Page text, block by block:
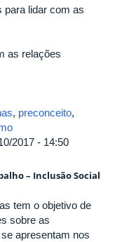
para lidar com as
as relações
, preconceito,
2017 - 14:50
– Inclusão Social
tem o objetivo de
sobre as
apresentam nos